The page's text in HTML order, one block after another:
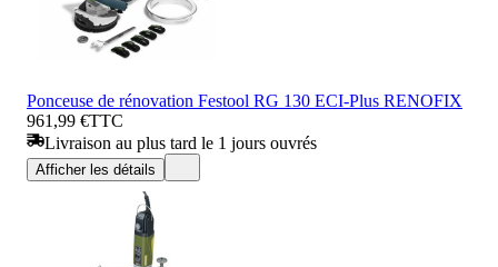
Ponceuse de rénovation Festool RG 130 ECI-Plus RENOFIX
961,99 €TTC
Livraison au plus tard le 1 jours ouvrés
Afficher les détails